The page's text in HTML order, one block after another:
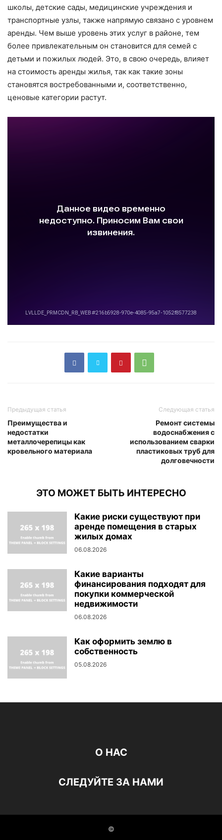
школы, детские сады, медицинские учреждения и
транспортные узлы, также напрямую связано с уровнем
аренды. Чем выше уровень этих услуг в районе, тем
более привлекательным он становится для семей с
детьми и пожилых людей. Это, в свою очередь, влияет
на стоимость аренды жилья, так как такие зоны
становятся востребованными и, соответственно,
ценовые категории растут.
Предыдущая статья
Преимущества и
недостатки
металлочерепицы как
кровельного материала
Следующая статья
Ремонт системы
водоснабжения с
использованием сварки
пластиковых труб для
долговечности
ЭТО МОЖЕТ БЫТЬ ИНТЕРЕСНО
Какие риски существуют при
аренде помещения в старых
жилых домах
06.08.2026
Какие варианты
финансирования подходят для
покупки коммерческой
недвижимости
06.08.2026
Как оформить землю в
собственность
05.08.2026
О НАС
СЛЕДУЙТЕ ЗА НАМИ
©